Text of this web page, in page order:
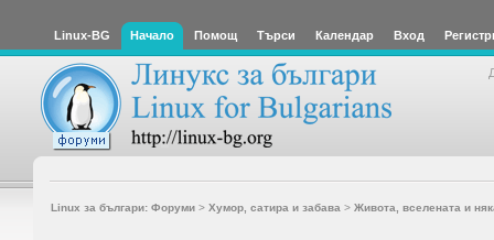
Linux-BG Начало Помощ Търси Календар Вход
Linux за българи: Форуми> Хумор, сатира и забава > Живота, вселената и